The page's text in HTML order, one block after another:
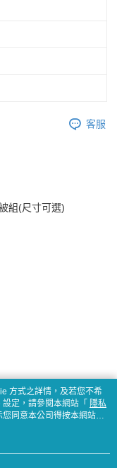
客服
組(尺寸可選)
方式之詳情，及若您不希
定，請參閱本網站「 隱私
同意本公司得按本網站使